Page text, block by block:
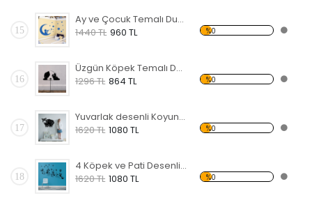
15
Ay ve Çocuk Temalı Duvar Sticker
1440 TL 960 TL %0
16
Üzgün Köpek Temalı Duvar Sticker
1296 TL 864 TL %0
17
Yuvarlak desenli Koyun Temalı Duvar Sticker
1620 TL 1080 TL %0
18
4 Köpek ve Pati Desenli Temalı Duvar Sticker
1620 TL 1080 TL %0